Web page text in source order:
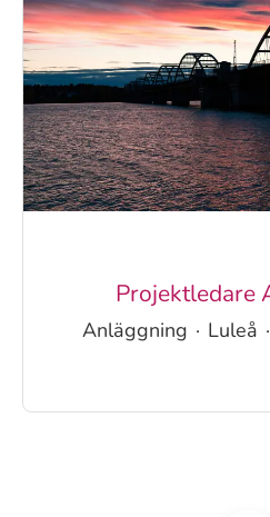
Projektledare
Anläggning · Luleå ·